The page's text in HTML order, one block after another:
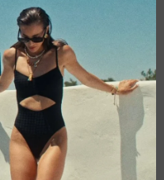
15,00